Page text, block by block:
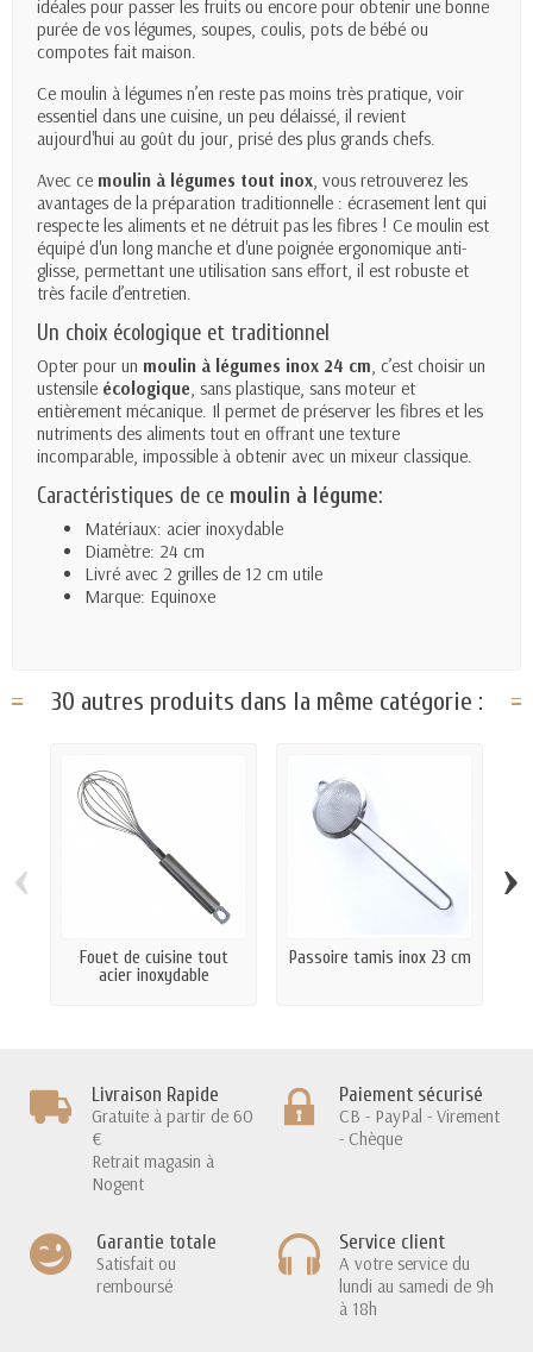
idéales pour passer les fruits ou encore pour obtenir une bonne
purée de vos légumes, soupes, coulis, pots de bébé ou
compotes fait maison.
Ce moulin à légumes n’en reste pas moins très pratique, voir
essentiel dans une cuisine, un peu délaissé, il revient
aujourd'hui au goût du jour, prisé des plus grands chefs.
Avec ce moulin à légumes tout inox , vous retrouverez les
avantages de la préparation traditionnelle : écrasement lent qui
respecte les aliments et ne détruit pas les fibres ! Ce moulin est
équipé d'un long manche et d'une poignée ergonomique anti-
glisse, permettant une utilisation sans effort, il est robuste et
très facile d’entretien.
Un choix écologique et traditionnel
Opter pour un moulin à légumes inox 24 cm , c’est choisir un
ustensile écologique , sans plastique, sans moteur et
entièrement mécanique. Il permet de préserver les fibres et les
nutriments des aliments tout en offrant une texture
incomparable, impossible à obtenir avec un mixeur classique.
Caractéristiques de ce moulin à légume:
Matériaux: acier inoxydable
Diamètre: 24 cm
Livré avec 2 grilles de 12 cm utile
Marque: Equinoxe
30 autres produits dans la même catégorie :
Fouet de cuisine tout
acier inoxydable
Passoire tamis inox 23 cm
‹ ›
Livraison Rapide
Gratuite à partir de 60
€
Retrait magasin à
Nogent
Paiement sécurisé
CB - PayPal - Virement
- Chèque
Garantie totale
Satisfait ou
remboursé
Service client
A votre service du
lundi au samedi de 9h
à 18h